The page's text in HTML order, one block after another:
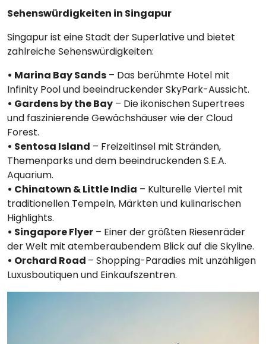
Sehenswürdigkeiten in Singapur
Singapur ist eine Stadt der Superlative und bietet
zahlreiche Sehenswürdigkeiten:
• Marina Bay Sands – Das berühmte Hotel mit
Infinity Pool und beeindruckender SkyPark-Aussicht.
• Gardens by the Bay – Die ikonischen Supertrees
und faszinierende Gewächshäuser wie der Cloud
Forest.
• Sentosa Island – Freizeitinsel mit Stränden,
Themenparks und dem beeindruckenden S.E.A.
Aquarium.
• Chinatown & Little India – Kulturelle Viertel mit
traditionellen Tempeln, Märkten und kulinarischen
Highlights.
• Singapore Flyer – Einer der größten Riesenräder
der Welt mit atemberaubendem Blick auf die Skyline.
• Orchard Road – Shopping-Paradies mit unzähligen
Luxusboutiquen und Einkaufszentren.